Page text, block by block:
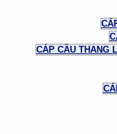
CÁP CẦU THANG